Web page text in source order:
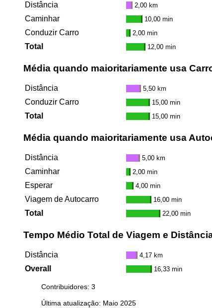
Distância 2,00 km
Caminhar 10,00 min
Conduzir Carro 2,00 min
Total 12,00 min
Média quando maioritariamente usa
Distância 5,50 km
Conduzir Carro 15,00 min
Total 15,00 min
Média quando maioritariamente usa
Distância 5,00 km
Caminhar 2,00 min
Esperar 4,00 min
Viagem de Autocarro 16,00 min
Total 22,00 min
Tempo Médio Total de Viagem e
Distância 4,17 km
Overall 16,33 min
Contribuidores: 3
Última atualização: Maio 2025